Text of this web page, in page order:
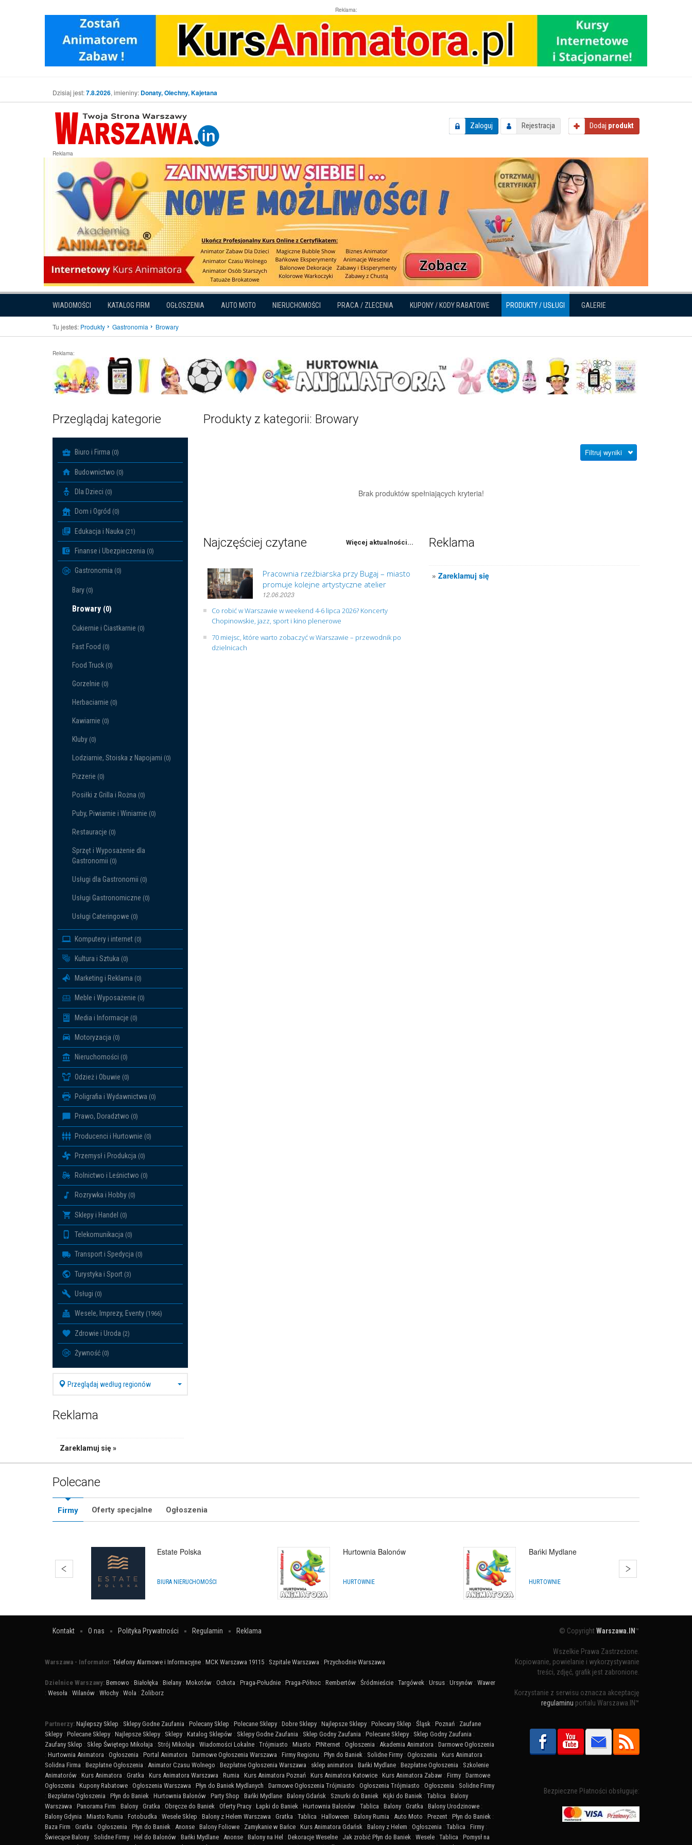
Reklama:
Dzisiaj jest:7.8.2026, imieniny: Donaty, Olechny, Kajetana
Zaloguj Rejestracja Dodaj produkt
Reklama
WIADOMOŚCI KATALOG FIRM OGŁOSZENIA AUTO MOTO NIERUCHOMOŚCI PRACA / ZLECENIA KUPONY / KODY RABATOWE PRODUKTY / USŁUGI GALERIE
Tu jesteś: Produkty Gastronomia Browary
Reklama:
Przeglądaj kategorie
Biuro i Firma (0)
Budownictwo (0)
Dla Dzieci (0)
Dom i Ogród (0)
Edukacja i Nauka (21)
Finanse i Ubezpieczenia (0)
Gastronomia (0)
Bary (0)
Browary (0)
Cukiernie i Ciastkarnie (0)
Fast Food (0)
Food Truck (0)
Gorzelnie (0)
Herbaciarnie (0)
Kawiarnie (0)
Kluby (0)
Lodziarnie, Stoiska z Napojami (0)
Pizzerie (0)
Posiłki z Grilla i Rożna (0)
Puby, Piwiarnie i Winiarnie (0)
Restauracje (0)
Sprzęt i Wyposażenie dla
Gastronomii (0)
Usługi dla Gastronomii (0)
Usługi Gastronomiczne (0)
Usługi Cateringowe (0)
Komputery i internet (0)
Kultura i Sztuka (0)
Marketing i Reklama (0)
Meble i Wyposażenie (0)
Media i Informacje (0)
Motoryzacja (0)
Nieruchomości (0)
Odzież i Obuwie (0)
Poligrafia i Wydawnictwa (0)
Prawo, Doradztwo (0)
Producenci i Hurtownie (0)
Przemysł i Produkcja (0)
Rolnictwo i Leśnictwo (0)
Rozrywka i Hobby (0)
Sklepy i Handel (0)
Telekomunikacja (0)
Transport i Spedycja (0)
Turystyka i Sport (3)
Usługi (0)
Wesele, Imprezy, Eventy (1966)
Zdrowie i Uroda (2)
Żywność (0)
Przeglądaj według regionów
Reklama
Zareklamuj się »
Produkty z kategorii: Browary
Filtruj wyniki
Brak produktów spełniających kryteria!
Najczęściej czytane Więcej aktualności...
Pracownia rzeźbiarska przy Bugaj – miasto
promuje kolejne artystyczne atelier
12.06.2023
Co robić w Warszawie w weekend 4-6 lipca 2026? Koncerty
Chopinowskie, jazz, sport i kino plenerowe
70 miejsc, które warto zobaczyć w Warszawie – przewodnik po
dzielnicach
Reklama
»Zareklamuj się
Polecane
Firmy Oferty specjalne Ogłoszenia
Estate Polska
BIURA NIERUCHOMOŚCI
Hurtownia Balonów
HURTOWNIE
Bańki Mydlane
HURTOWNIE
Kontakt O nas Polityka Prywatności Regulamin Reklama
Warszawa - Informator: Telefony Alarmowe i Informacyjne : MCK Warszawa 19115 : Szpitale Warszawa : Przychodnie Warszawa
Dzielnice Warszawy: Bemowo : Białołęka : Bielany : Mokotów : Ochota : Praga-Południe : Praga-Północ : Rembertów : Śródmieście : Targówek : Ursus : Ursynów : Wawer
: Wesoła : Wilanów : Włochy : Wola : Żoliborz
Partnerzy: Najlepszy Sklep : Sklepy Godne Zaufania : Polecany Sklep : Polecane Sklepy : Dobre Sklepy : Najlepsze Sklepy : Polecany Sklep : Śląsk : Poznań : Zaufane
Sklepy : Polecane Sklepy : Najlepsze Sklepy : Sklepy : Katalog Sklepów : Sklepy Godne Zaufania : Sklep Godny Zaufania : Polecane Sklepy : Sklep Godny Zaufania :
Zaufany Sklep : Sklep Świętego Mikołaja : Strój Mikołaja : Wiadomości Lokalne : Trójmiasto : Miasto : PINternet : Ogłoszenia : Akademia Animatora : Darmowe Ogłoszenia
: Hurtownia Animatora : Ogłoszenia : Portal Animatora : Darmowe Ogłoszenia Warszawa : Firmy Regionu : Płyn do Baniek : Solidne Firmy : Ogłoszenia : Kurs Animatora :
Solidna Firma : Bezpłatne Ogłoszenia : Animator Czasu Wolnego : Bezpłatne Ogłoszenia Warszawa : sklep animatora : Bańki Mydlane : Bezpłatne Ogłoszenia : Szkolenie
Animatorów : Kurs Animatora : Gratka : Kurs Animatora Warszawa : Rumia : Kurs Animatora Poznań : Kurs Animatora Katowice : Kurs Animatora Zabaw : Firmy : Darmowe
Ogłoszenia : Kupony Rabatowe : Ogłoszenia Warszawa : Płyn do Baniek Mydlanych : Darmowe Ogłoszenia Trójmiasto : Ogłoszenia Trójmiasto : Ogłoszenia : Solidne Firmy
: Bezpłatne Ogłoszenia : Płyn do Baniek : Hurtownia Balonów : Party Shop : Bańki Mydlane : Balony Gdańsk : Sznurki do Baniek : Kijki do Baniek : Tablica : Balony
Warszawa : Panorama Firm : Balony : Gratka : Obręcze do Baniek : Oferty Pracy : Łapki do Baniek : Hurtownia Balonów : Tablica : Balony : Gratka : Balony Urodzinowe :
Balony Gdynia : Miasto Rumia : Fotobudka : Wesele Sklep : Balony z Helem Warszawa : Gratka : Tablica : Halloween : Balony Rumia : Auto Moto : Prezent : Płyn do Baniek :
Baza Firm : Gratka : Ogłoszenia : Płyn do Baniek : Anonse : Balony Foliowe : Zamykanie w Bańce : Kurs Animatora Gdańsk : Balony z Helem : Ogłoszenia : Tablica : Firmy :
Świecące Balony : Solidne Firmy : Hel do Balonów : Bańki Mydlane : Anonse : Balony na Hel : Dekoracje Weselne : Jak zrobić Płyn do Baniek : Wesele : Tablica : Pomysł na
© CopyrightWarszawa.IN ™
Wszelkie Prawa Zastrzeżone.
Kopiowanie, powielanie i wykorzystywanie
treści, zdjęć, grafik jest zabronione.
Korzystanie z serwisu oznacza akceptację
regulaminu portalu Warszawa.IN™
Bezpieczne Płatności obsługuje: